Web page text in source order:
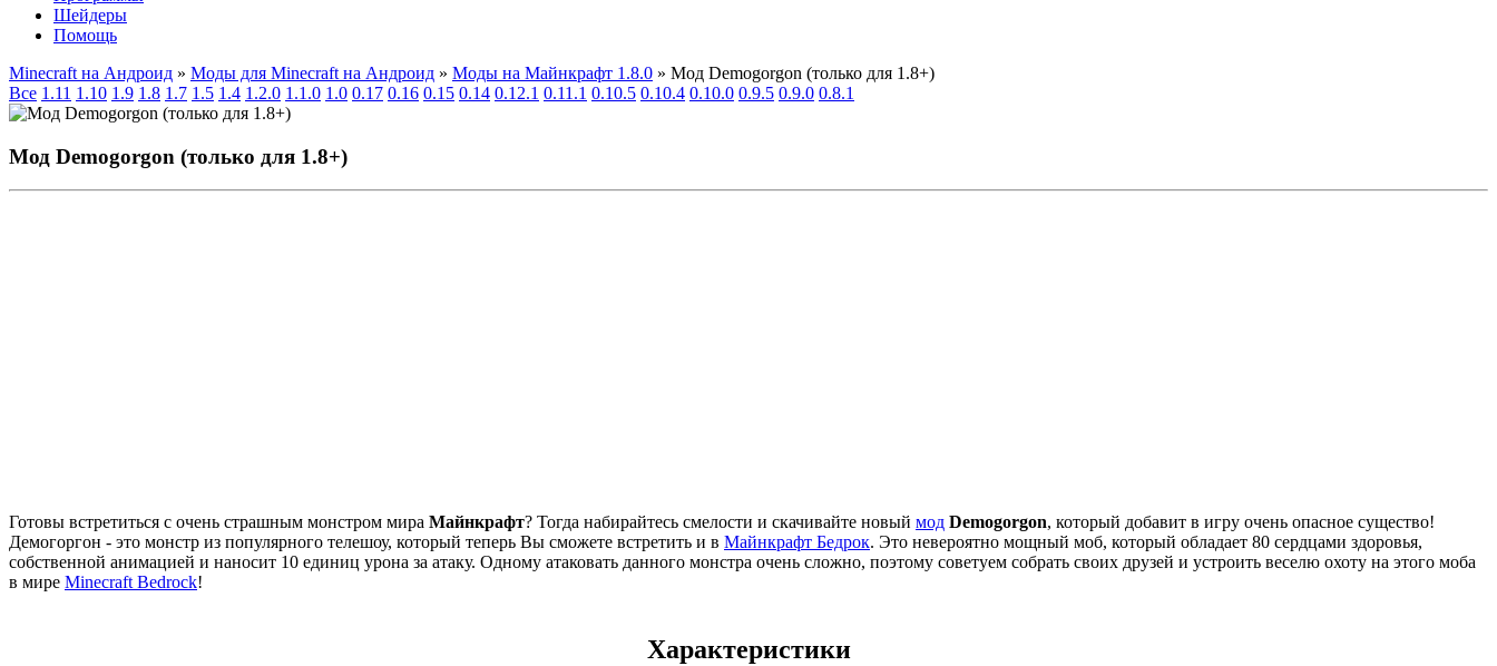
Шейдеры
Помощь
Minecraft на Андроид » Моды для Minecraft на Андроид » Моды на Майнкрафт 1.8.0 » Мод Demogorgon (только для 1.8+)
Все 1.11 1.10 1.9 1.8 1.7 1.5 1.4 1.2.0 1.1.0 1.0 0.17 0.16 0.15 0.14 0.12.1 0.11.1 0.10.5 0.10.4 0.10.0 0.9.5 0.9.0 0.8.1
Мод Demogorgon (только для 1.8+)
Готовы встретиться с очень страшным монстром мира Майнкрафт? Тогда набирайтесь смелости и скачивайте новый мод Demogorgon, который добавит в игру очень опасное существо!
Демогоргон - это монстр из популярного телешоу, который теперь Вы сможете встретить и в Mайнкрафт Бедрок. Это невероятно мощный моб, который обладает 80 сердцами здоровья,
собственной анимацией и наносит 10 единиц урона за атаку. Одному атаковать данного монстра очень сложно, поэтому советуем собрать своих друзей и устроить веселю охоту на этого моба
в мире Minecraft Bedrock!
Характеристики